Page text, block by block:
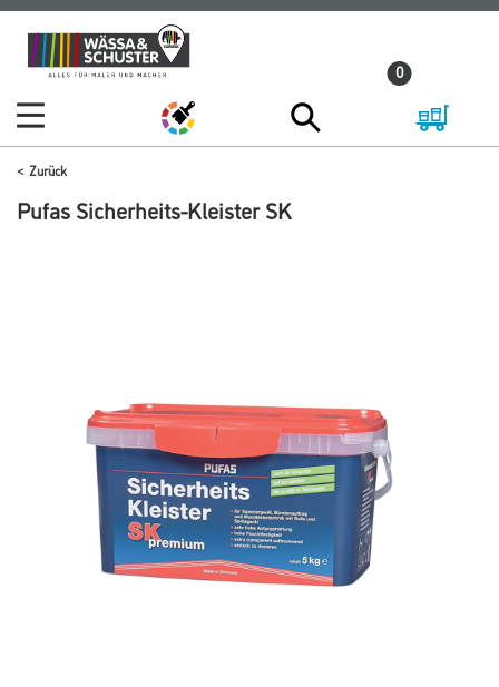
Zum
Inhalt
Zum
Navigationsmenü
0
Zurück
Pufas Sicherheits-Kleister SK